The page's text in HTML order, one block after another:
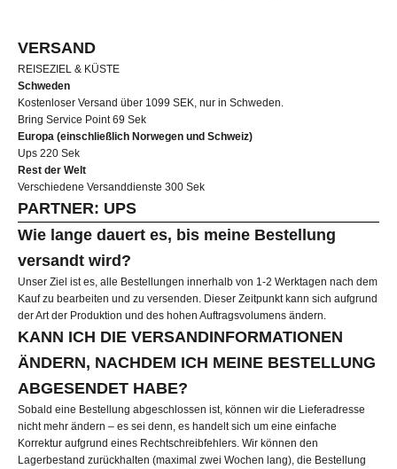
VERSAND
REISEZIEL & KÜSTE
Schweden
Kostenloser Versand über 1099 SEK, nur in Schweden.
Bring Service Point 69 Sek
Europa (einschließlich Norwegen und Schweiz)
Ups 220 Sek
Rest der Welt
Verschiedene Versanddienste 300 Sek
PARTNER: UPS
Wie lange dauert es, bis meine Bestellung
versandt wird?
Unser Ziel ist es, alle Bestellungen innerhalb von 1-2 Werktagen nach dem
Kauf zu bearbeiten und zu versenden. Dieser Zeitpunkt kann sich aufgrund
der Art der Produktion und des hohen Auftragsvolumens ändern.
KANN ICH DIE VERSANDINFORMATIONEN
ÄNDERN, NACHDEM ICH MEINE BESTELLUNG
ABGESENDET HABE?
Sobald eine Bestellung abgeschlossen ist, können wir die Lieferadresse
nicht mehr ändern – es sei denn, es handelt sich um eine einfache
Korrektur aufgrund eines Rechtschreibfehlers. Wir können den
Lagerbestand zurückhalten (maximal zwei Wochen lang), die Bestellung